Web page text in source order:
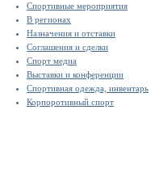
Спортивные мероприятия
В регионах
Назначения и отставки
Соглашения и сделки
Спорт медиа
Выставки и конференции
Спортивная одежда, инвентарь
Корпоротивный спорт